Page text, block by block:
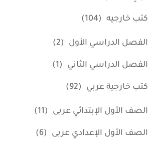
كتب خارجيه (104)
الفصل الدراسي الأول (2)
الفصل الدراسي الثاني (1)
كتب خارجية عربي (92)
الصف الأول الإبتدائي عربى (11)
الصف الأول الإعدادي عربى (6)